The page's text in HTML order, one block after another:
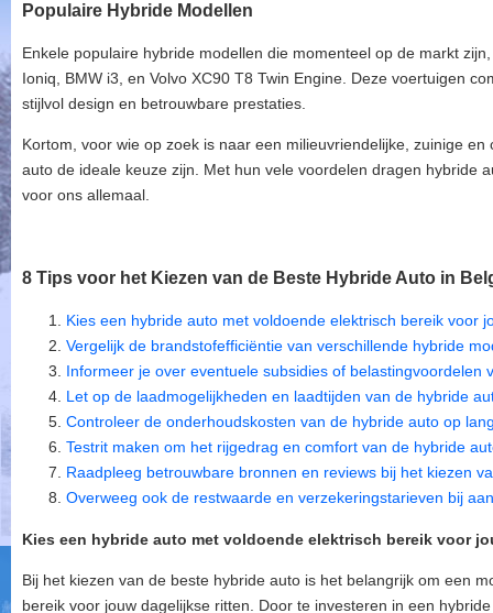
Populaire Hybride Modellen
Enkele populaire hybride modellen die momenteel op de markt
Ioniq, BMW i3, en Volvo XC90 T8 Twin Engine. Deze voertuigen
stijlvol design en betrouwbare prestaties.
Kortom, voor wie op zoek is naar een milieuvriendelijke, zuinige
auto de ideale keuze zijn. Met hun vele voordelen dragen hybride
voor ons allemaal.
8 Tips voor het Kiezen van de Beste Hybride Auto in
Kies een hybride auto met voldoende elektrisch bereik voor
Vergelijk de brandstofefficiëntie van verschillende hybride
Informeer je over eventuele subsidies of belastingvoordelen
Let op de laadmogelijkheden en laadtijden van de hybride
Controleer de onderhoudskosten van de hybride auto op
Testrit maken om het rijgedrag en comfort van de hybride
Raadpleeg betrouwbare bronnen en reviews bij het kiezen
Overweeg ook de restwaarde en verzekeringstarieven bij
Kies een hybride auto met voldoende elektrisch bereik voor
Bij het kiezen van de beste hybride auto is het belangrijk om een
bereik voor jouw dagelijkse ritten. Door te investeren in een